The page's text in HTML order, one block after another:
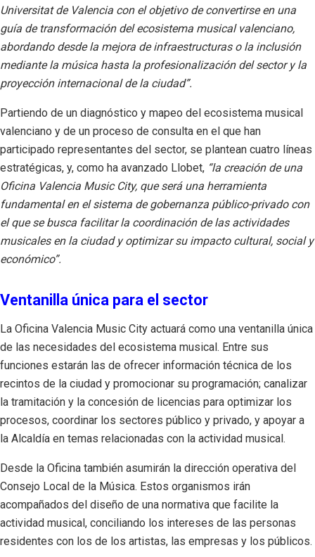
Universitat de Valencia con el objetivo de convertirse en una
guía de transformación del ecosistema musical valenciano,
abordando desde la mejora de infraestructuras o la inclusión
mediante la música hasta la profesionalización del sector y la
proyección internacional de la ciudad”.
Partiendo de un diagnóstico y mapeo del ecosistema musical
valenciano y de un proceso de consulta en el que han
participado representantes del sector, se plantean cuatro líneas
estratégicas, y, como ha avanzado Llobet, “la creación de una
Oficina Valencia Music City, que será una herramienta
fundamental en el sistema de gobernanza público-privado con
el que se busca facilitar la coordinación de las actividades
musicales en la ciudad y optimizar su impacto cultural, social y
económico”.
Ventanilla única para el sector
La Oficina Valencia Music City actuará como una ventanilla única
de las necesidades del ecosistema musical. Entre sus
funciones estarán las de ofrecer información técnica de los
recintos de la ciudad y promocionar su programación; canalizar
la tramitación y la concesión de licencias para optimizar los
procesos, coordinar los sectores público y privado, y apoyar a
la Alcaldía en temas relacionadas con la actividad musical.
Desde la Oficina también asumirán la dirección operativa del
Consejo Local de la Música. Estos organismos irán
acompañados del diseño de una normativa que facilite la
actividad musical, conciliando los intereses de las personas
residentes con los de los artistas, las empresas y los públicos.